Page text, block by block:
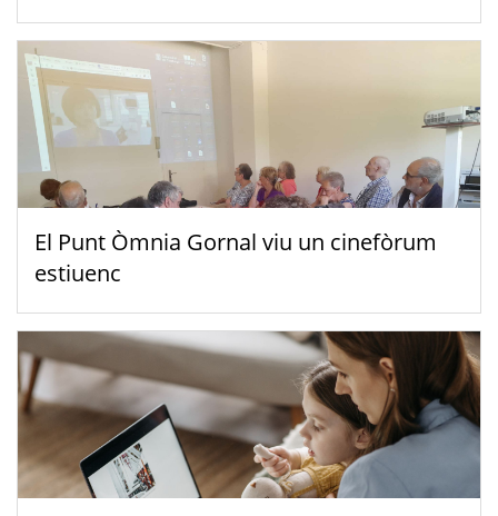
El Punt Òmnia Gornal viu un cinefòrum
estiuenc